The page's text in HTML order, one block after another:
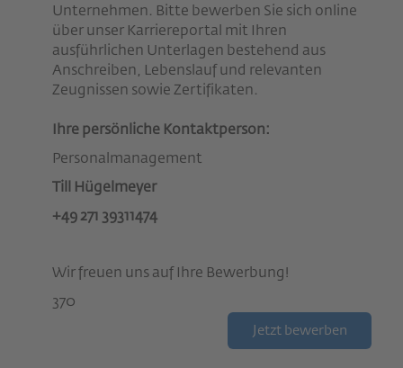
Unternehmen. Bitte bewerben Sie sich online
über unser Karriereportal mit Ihren
ausführlichen Unterlagen bestehend aus
Anschreiben, Lebenslauf und relevanten
Zeugnissen sowie Zertifikaten.
Ihre persönliche Kontaktperson:
Personalmanagement
Till Hügelmeyer
+49 271 39311474
Wir freuen uns auf Ihre Bewerbung!
370
Jetzt bewerben